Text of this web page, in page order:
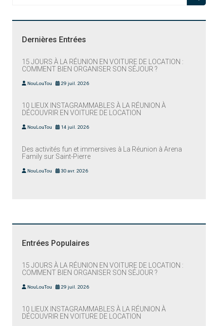
Dernières Entrées
15 JOURS À LA RÉUNION EN VOITURE DE LOCATION :
COMMENT BIEN ORGANISER SON SÉJOUR ?
NouLouTou 29 juil. 2026
10 LIEUX INSTAGRAMMABLES À LA RÉUNION À
DÉCOUVRIR EN VOITURE DE LOCATION
NouLouTou 14 juil. 2026
Des activités fun et immersives à La Réunion à Arena
Family sur Saint-Pierre
NouLouTou 30 avr. 2026
Entrées Populaires
15 JOURS À LA RÉUNION EN VOITURE DE LOCATION :
COMMENT BIEN ORGANISER SON SÉJOUR ?
NouLouTou 29 juil. 2026
10 LIEUX INSTAGRAMMABLES À LA RÉUNION À
DÉCOUVRIR EN VOITURE DE LOCATION